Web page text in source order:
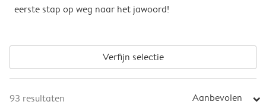
eerste stap op weg naar het jawoord!
Verfijn selectie
93 resultaten Aanbevolen arrow_right